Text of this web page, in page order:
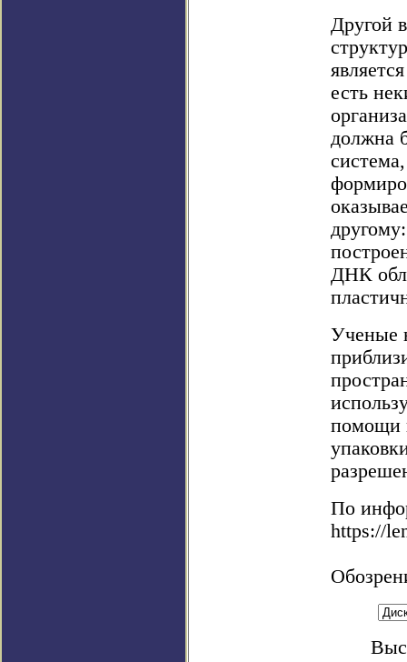
Другой
есть
должна
ДНК
Ученые
помощи
По
https://